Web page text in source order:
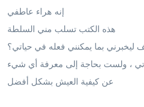
إنه هراء عاطفي
هذه الكتب تسلب مني السلطة
ليخبرني بما يمكنني فعله في حياتي؟
، ولست بحاجة إلى معرفة أي شيء
عن كيفية العيش بشكل أفضل